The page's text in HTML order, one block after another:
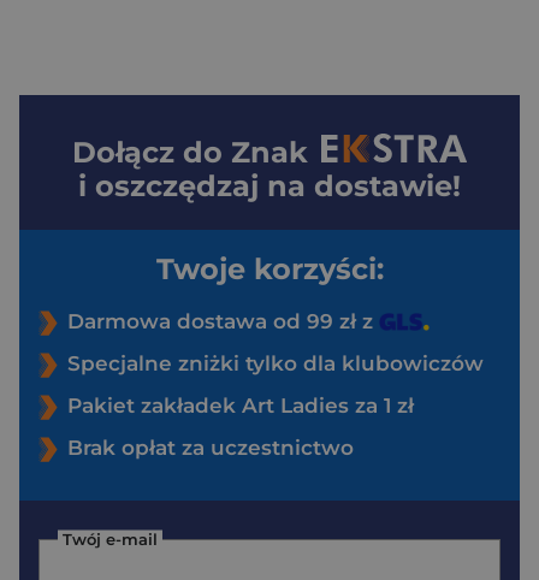
Dołącz do Znak
i oszczędzaj na dostawie!
Twoje korzyści:
Darmowa dostawa od 99 zł z
Specjalne zniżki tylko dla klubowiczów
Pakiet zakładek Art Ladies za 1 zł
Brak opłat za uczestnictwo
Twój e-mail